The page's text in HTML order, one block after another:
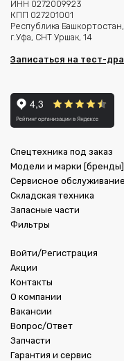
ИНН 0272009923
КПП 027201001
Республика Башкортостан,
г.Уфа, СНТ Уршак, 14
Записаться на тест-
Спецтехника под заказ
Модели и марки [бренды]
Сервисное обслуживание
Складская техника
Запасные части
Фильтры
Войти/Регистрация
Акции
Контакты
О компании
Вакансии
Вопрос/Ответ
Запчасти
Гарантия и сервис